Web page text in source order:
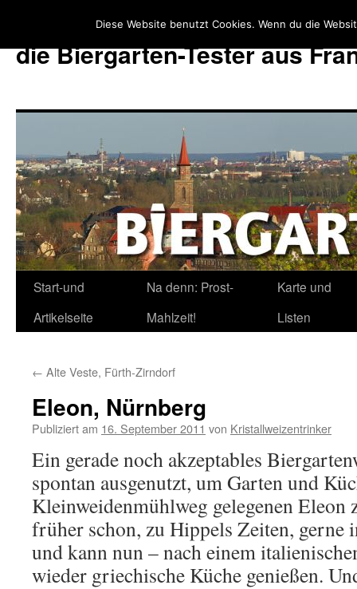
die Biergarten-Tester aus
Zum
Inhalt
Start-und
Artikelseite
Na denn: Prost-
Mahlzeit!
Karte und
Listen
← Alte Veste, Fürth-Zirndorf
Eleon, Nürnberg
Publiziert am 16. September 2011 von Kristallweizentrinker
Ein gerade noch akzeptables
spontan ausgenutzt, um Garten und
Kleinweidenmühlweg gelegenen Eleon
früher schon, zu Hippels Zeiten, gerne
und kann nun – nach einem
wieder griechische Küche genießen.
Diese Website benutzt Cookies. Wenn du die